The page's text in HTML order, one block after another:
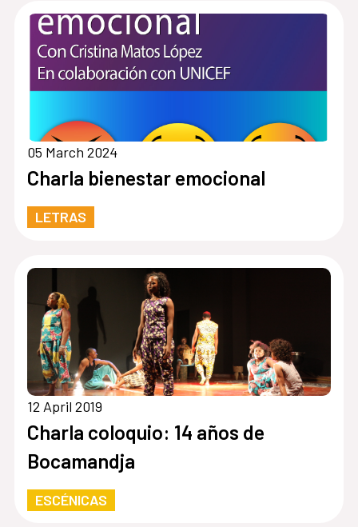
05 March 2024
Charla bienestar emocional
LETRAS
12 April 2019
Charla coloquio: 14 años de
Bocamandja
ESCÉNICAS